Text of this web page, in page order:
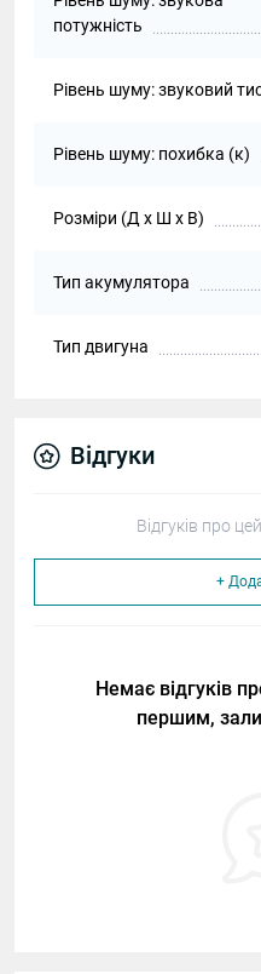
потужність
Рівень шуму: звуковий
Рівень шуму: похибка (к)
Розміри (Д х Ш х В)
Тип акумулятора
Тип двигуна
Відгуки
Відгуків про
+
Немає відгуків
першим,